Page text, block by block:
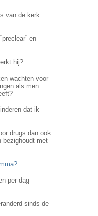
van de kerk
en
hij?
wachten voor
als men
dat ik
drugs dan ook
bezighoudt met
per dag
sinds de